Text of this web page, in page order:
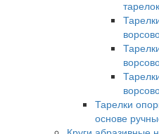
тарелок
Тарелки
основе